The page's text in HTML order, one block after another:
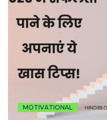
MOTIVATIONAL